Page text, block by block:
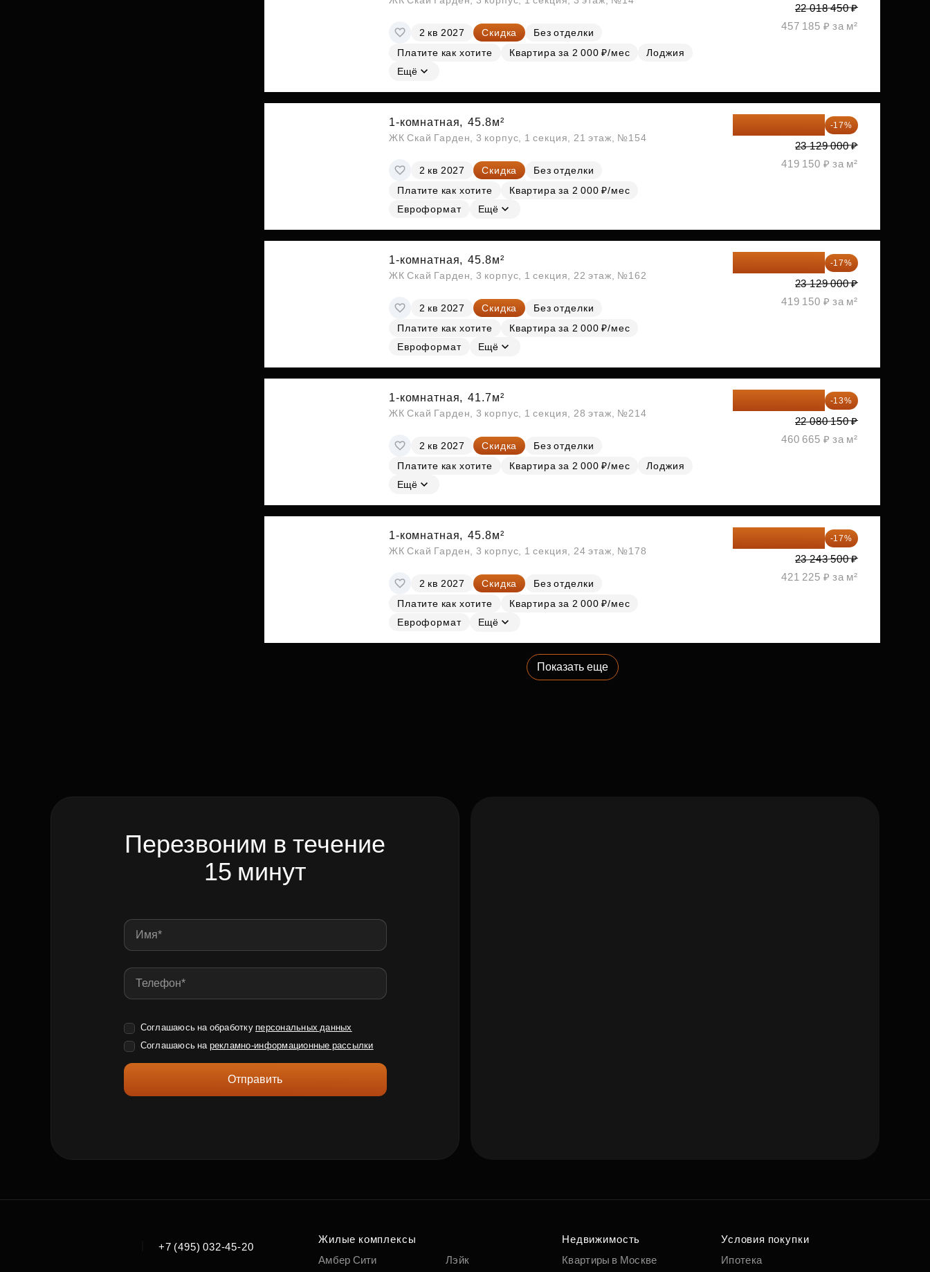
2 кв 2027 Скидка
Без отделки
Платите как хотите
Квартира за 2 000 ₽/мес
Лоджия
Ещё
22 018 450 ₽
457 185 ₽ за м²
1-комнатная, 45.8м²
ЖК Скай Гарден, 3 корпус, 1 секция, 21 этаж, №154
2 кв 2027 Скидка
Без отделки
Платите как хотите
Квартира за 2 000 ₽/мес
Евроформат
Ещё
-17%
23 129 000 ₽
419 150 ₽ за м²
1-комнатная, 45.8м²
ЖК Скай Гарден, 3 корпус, 1 секция, 22 этаж, №162
2 кв 2027 Скидка
Без отделки
Платите как хотите
Квартира за 2 000 ₽/мес
Евроформат
Ещё
-17%
23 129 000 ₽
419 150 ₽ за м²
1-комнатная, 41.7м²
ЖК Скай Гарден, 3 корпус, 1 секция, 28 этаж, №214
2 кв 2027 Скидка
Без отделки
Платите как хотите
Квартира за 2 000 ₽/мес
Лоджия
Ещё
-13%
22 080 150 ₽
460 665 ₽ за м²
1-комнатная, 45.8м²
ЖК Скай Гарден, 3 корпус, 1 секция, 24 этаж, №178
2 кв 2027 Скидка
Без отделки
Платите как хотите
Квартира за 2 000 ₽/мес
Евроформат
Ещё
-17%
23 243 500 ₽
421 225 ₽ за м²
Показать еще
Перезвоним в течение
15 минут
Соглашаюсь на обработку персональных данных
Соглашаюсь на рекламно-информационные рассылки
Отправить
+7 (495) 032-45-20
Жилые комплексы
Амбер Сити
Лэйк
Недвижимость
Квартиры в Москве
Условия покупки
Ипотека